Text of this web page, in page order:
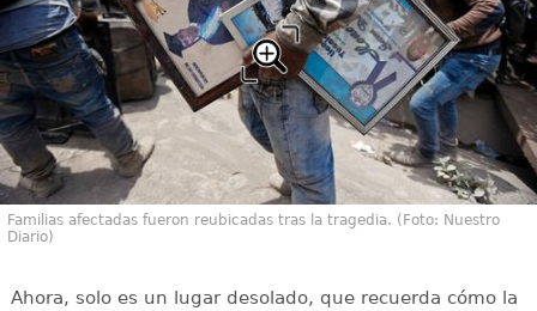
Familias afectadas fueron reubicadas tras la tragedia. (Foto: Nuestro
Diario)
Ahora, solo es un lugar desolado, que recuerda cómo la